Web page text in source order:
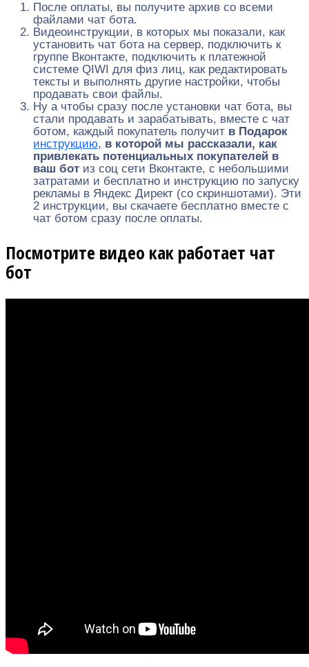
После оплаты, вы получите архив со всеми
файлами чат бота.
Видеоинструкции, в которых мы показали, как
установить чат бота на сервер, подключить к
группе Вконтакте, подключить к платежной
системе QIWI для физ лиц, как редактировать
тексты и выполнять другие настройки, чтобы
продавать свои файлы.
Ну а чтобы сразу после установки чат бота, вы
стали продавать и зарабатывать, вместе с чат
ботом, каждый покупатель получит в Подарок
инструкцию, в которой мы рассказали, как
привлекать потенциальных покупателей в
ваш бот из соц сети Вконтакте, с небольшими
затратами и бесплатно и инструкцию по запуску
рекламы в Яндекс Директ (со скриншотами). Эти
2 инструкции, вы скачаете бесплатно вместе с
чат ботом сразу после оплаты.
Посмотрите видео как работает чат
бот